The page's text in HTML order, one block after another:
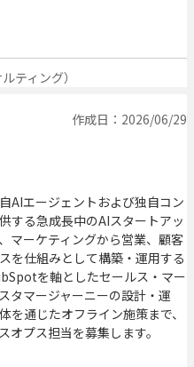
ティング）
作成日：2026/06/29
AIエージェントおよび独自コン
する急成長中のAIスタートアッ
マーケティングから営業、顧客
を仕組みとして構築・運用する
を軸としたセールス・マー
タマージャーニーの設計・運
を通じたオフライン施策まで、
オプス担当を募集します。